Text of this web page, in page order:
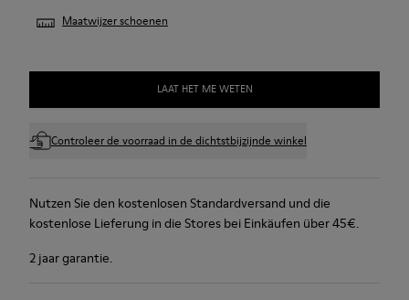
Maatwijzer schoenen
LAAT HET ME WETEN
Controleer de voorraad in de dichtstbijzijnde winkel
Nutzen Sie den kostenlosen Standardversand und die
kostenlose Lieferung in die Stores bei Einkäufen über 45€.
2 jaar garantie.